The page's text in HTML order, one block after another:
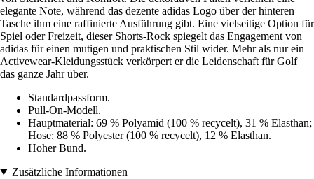
elegante Note, während das dezente adidas Logo über der hinteren
Tasche ihm eine raffinierte Ausführung gibt. Eine vielseitige Option für
Spiel oder Freizeit, dieser Shorts-Rock spiegelt das Engagement von
adidas für einen mutigen und praktischen Stil wider. Mehr als nur ein
Activewear-Kleidungsstück verkörpert er die Leidenschaft für Golf
das ganze Jahr über.
Standardpassform.
Pull-On-Modell.
Hauptmaterial: 69 % Polyamid (100 % recycelt), 31 % Elasthan;
Hose: 88 % Polyester (100 % recycelt), 12 % Elasthan.
Hoher Bund.
Zusätzliche Informationen